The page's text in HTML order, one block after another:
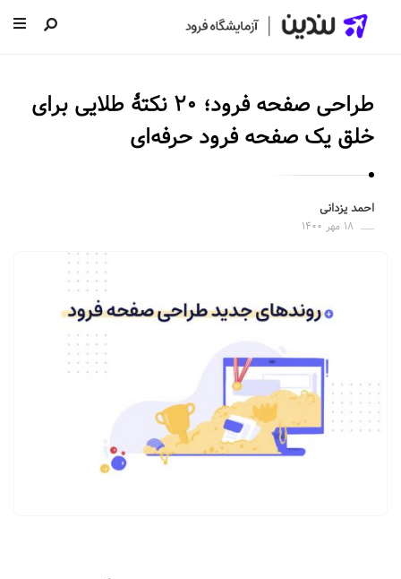
طراحی صفحه فرود؛ ۲۰ نکتۀ طلایی برای
خلق یک صفحه فرود حرفه‌ای
احمد یزدانی
۱۸ مهر ۱۴۰۰